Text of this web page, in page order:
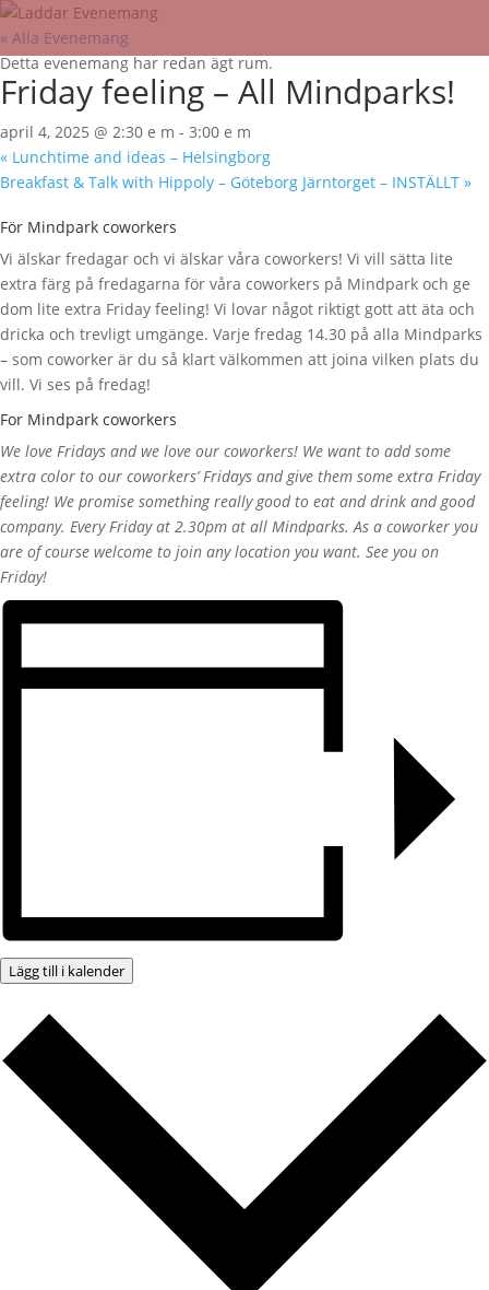
« Alla Evenemang
Detta evenemang har redan ägt rum.
Friday feeling – All Mindparks!
april 4, 2025 @ 2:30 e m - 3:00 e m
« Lunchtime and ideas – Helsingborg
Breakfast & Talk with Hippoly – Göteborg Järntorget – INSTÄLLT »
För Mindpark coworkers
Vi älskar fredagar och vi älskar våra coworkers! Vi vill sätta lite
extra färg på fredagarna för våra coworkers på Mindpark och ge
dom lite extra Friday feeling! Vi lovar något riktigt gott att äta och
dricka och trevligt umgänge. Varje fredag 14.30 på alla Mindparks
– som coworker är du så klart välkommen att joina vilken plats du
vill. Vi ses på fredag!
For Mindpark coworkers
We love Fridays and we love our coworkers! We want to add some
extra color to our coworkers’ Fridays and give them some extra Friday
feeling! We promise something really good to eat and drink and good
company. Every Friday at 2.30pm at all Mindparks. As a coworker you
are of course welcome to join any location you want. See you on
Friday!
Lägg till i kalender